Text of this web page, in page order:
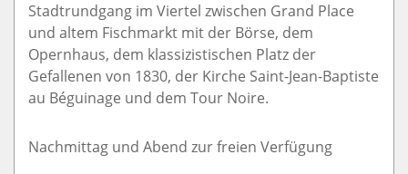
Stadtrundgang im Viertel zwischen Grand Place
und altem Fischmarkt mit der Börse, dem
Opernhaus, dem klassizistischen Platz der
Gefallenen von 1830, der Kirche Saint-Jean-Baptiste
au Béguinage und dem Tour Noire.
Nachmittag und Abend zur freien Verfügung